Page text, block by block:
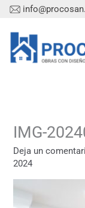
contenido
IMG-
Deja un
2024